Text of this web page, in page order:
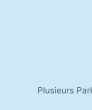
Plusieurs